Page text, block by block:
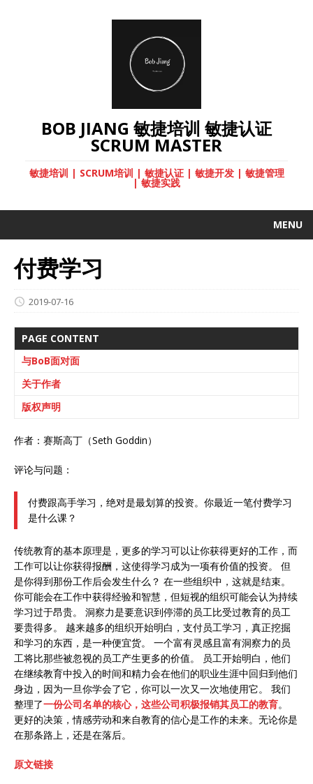
BOB JIANG 敏捷培训 敏捷认证
SCRUM MASTER
敏捷培训 | SCRUM培训 | 敏捷认证 | 敏捷开发 | 敏捷管理
| 敏捷实践
MENU
付费学习
2019-07-16
PAGE CONTENT
与BoB面对面
关于作者
版权声明
作者：赛斯高丁（Seth Goddin）
评论与问题：
付费跟高手学习，绝对是最划算的投资。你最近一笔付费学习
是什么课？
传统教育的基本原理是，更多的学习可以让你获得更好的工作，而
工作可以让你获得报酬，这使得学习成为一项有价值的投资。 但
是你得到那份工作后会发生什么？ 在一些组织中，这就是结束。
你可能会在工作中获得经验和智慧，但短视的组织可能会认为持续
学习过于昂贵。 洞察力是要意识到停滞的员工比受过教育的员工
要贵得多。 越来越多的组织开始明白，支付员工学习，真正挖掘
和学习的东西，是一种便宜货。 一个富有灵感且富有洞察力的员
工将比那些被忽视的员工产生更多的价值。 员工开始明白，他们
在继续教育中投入的时间和精力会在他们的职业生涯中回归到他们
身边，因为一旦你学会了它，你可以一次又一次地使用它。 我们
整理了一份公司名单的核心，这些公司积极报销其员工的教育。
更好的决策，情感劳动和来自教育的信心是工作的未来。无论你是
在那条路上，还是在落后。
原文链接